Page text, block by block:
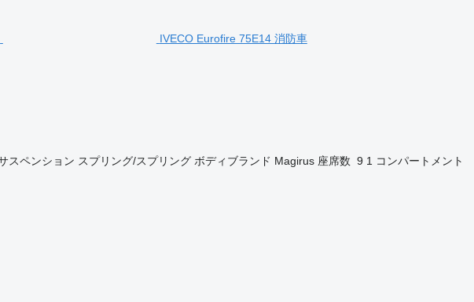
IVECO Eurofire 75E14 消防車
スペンション スプリング/スプリング ボディブランド Magirus 座席数 9 1 コンパートメント